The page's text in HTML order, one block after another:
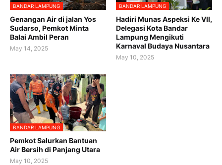
BANDAR LAMPUNG
Genangan Air di jalan Yos
Sudarso, Pemkot Minta
Balai Ambil Peran
May 14, 2025
BANDAR LAMPUNG
Hadiri Munas Aspeksi Ke VII,
Delegasi Kota Bandar
Lampung Mengikuti
Karnaval Budaya Nusantara
May 10, 2025
BANDAR LAMPUNG
Pemkot Salurkan Bantuan
Air Bersih di Panjang Utara
May 10, 2025